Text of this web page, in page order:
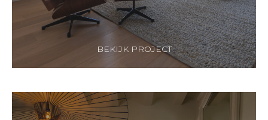
BEKIJK PROJECT